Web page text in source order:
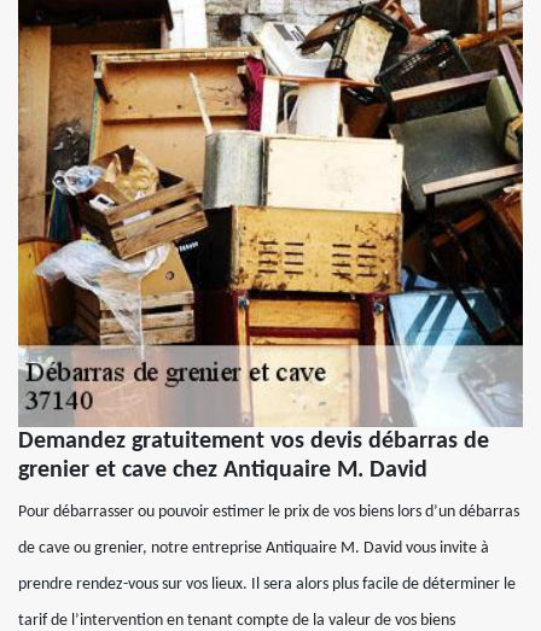
Demandez gratuitement vos devis débarras de
grenier et cave chez Antiquaire M. David
Pour débarrasser ou pouvoir estimer le prix de vos biens lors d’un débarras
de cave ou grenier, notre entreprise Antiquaire M. David vous invite à
prendre rendez-vous sur vos lieux. Il sera alors plus facile de déterminer le
tarif de l’intervention en tenant compte de la valeur de vos biens